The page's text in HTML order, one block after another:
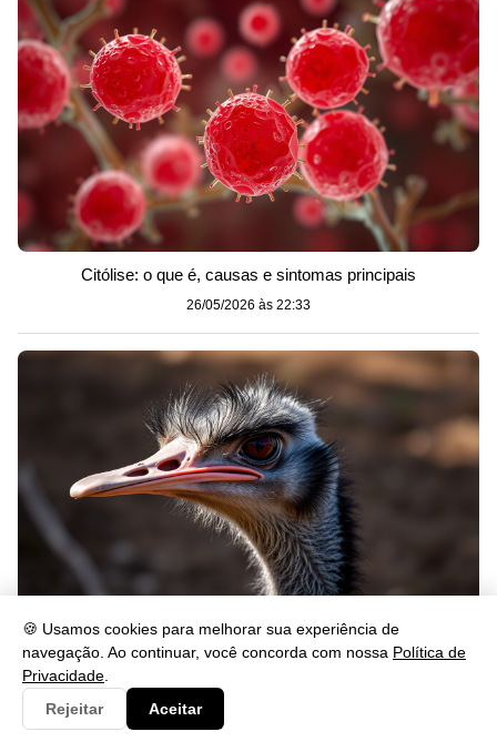
🍪 Usamos cookies para melhorar sua experiência de
navegação. Ao continuar, você concorda com nossa Política de
Privacidade
Rejeitar
Aceitar
Citólise: o que é, causas e sintomas principais
26/05/2026 às 22:33
Qual é o Maior Pássaro do Mundo? Descubra Agora